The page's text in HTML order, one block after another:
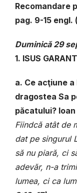
Recomandare
pag. 9-15 engl.
Duminică 29
1. ISUS
a. Ce acţiune
dragostea Sa
păcatului? Ioan
Fiindcă atât de
dat pe singurul
să nu piară, ci
adevăr, n-a
lumea, ci ca